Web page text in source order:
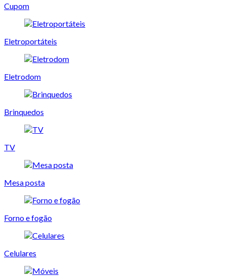
Cupom
Eletroportáteis
Eletrodom
Brinquedos
TV
Mesa posta
Forno e fogão
Celulares